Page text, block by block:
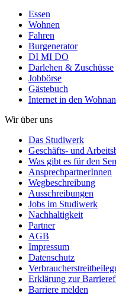
Essen
Wohnen
Fahren
Burgenerator
DI MI DO
Darlehen & Zuschüsse
Jobbörse
Gästebuch
Internet in den
Wir über uns
Das Studiwerk
Geschäfts- und
Was gibt es für den
AnsprechpartnerInnen
Wegbeschreibung
Ausschreibungen
Jobs im Studiwerk
Nachhaltigkeit
Partner
AGB
Impressum
Datenschutz
Erklärung zur
Barriere melden